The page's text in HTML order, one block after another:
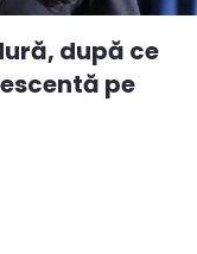
după ce
pe